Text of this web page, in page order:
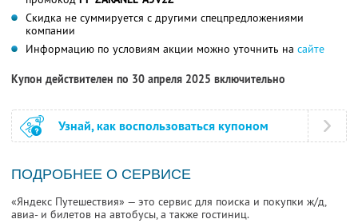
Скидка не суммируется с другими спецпредложениями
компании
Информацию по условиям акции можно уточнить на сайте
Купон действителен по 30 апреля 2025 включительно
Узнай, как воспользоваться купоном
ПОДРОБНЕЕ О СЕРВИСЕ
«Яндекс Путешествия» — это сервис для поиска и покупки ж/д,
авиа- и билетов на автобусы, а также гостиниц.